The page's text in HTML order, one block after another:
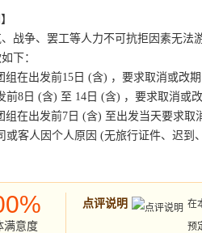
战争、罢工等人力不可抗拒因素无
下：
在出发前15日 (含) ，要求取消或改
8日 (含) 至 14日 (含) ，要求取消或
在出发前7日 (含) 至出发当天要求取
客人因个人原因 (无旅行证件、迟到
满意度
点评说明
在
预